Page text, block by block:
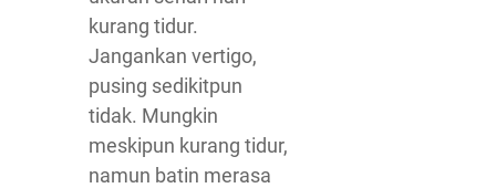
kurang tidur.
Jangankan vertigo,
pusing sedikitpun
tidak. Mungkin
meskipun kurang tidur,
namun batin merasa